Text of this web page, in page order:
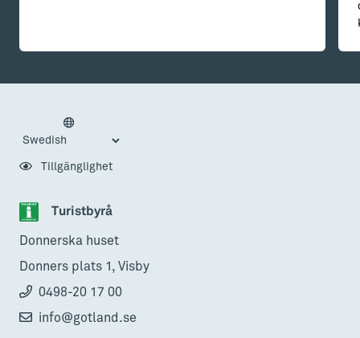
Turistbyrå
Donnerska huset
Donners plats 1, Visby
0498-20 17 00
info@gotland.se
Tillgänglighet